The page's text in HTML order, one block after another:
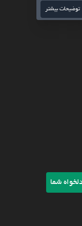
توضیحات بیشتر
شما